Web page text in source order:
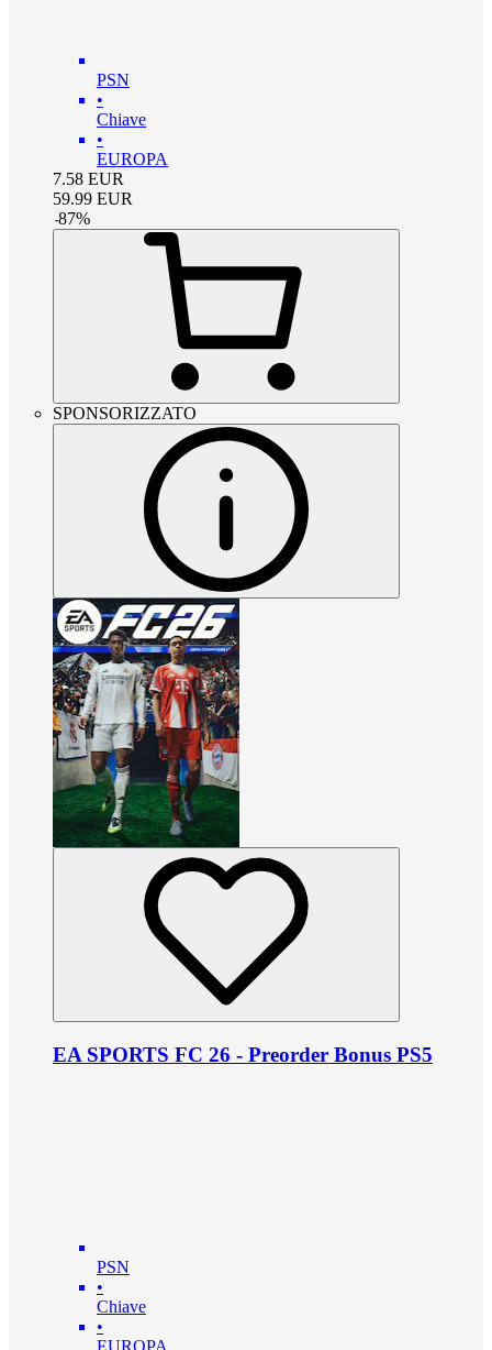
PSN
•
Chiave
•
EUROPA
7.58 EUR
59.99 EUR
-87%
SPONSORIZZATO
EA SPORTS FC 26 - Preorder Bonus PS5
PSN
•
Chiave
•
EUROPA